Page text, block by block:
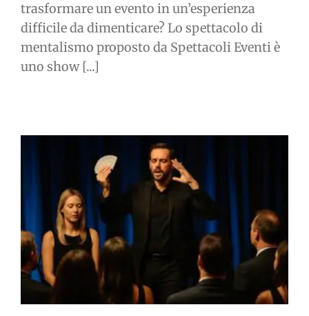
trasformare un evento in un’esperienza
difficile da dimenticare? Lo spettacolo di
mentalismo proposto da Spettacoli Eventi è
uno show [...]